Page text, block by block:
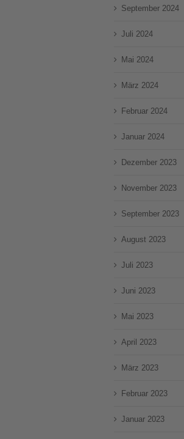
September 2024
Juli 2024
Mai 2024
März 2024
Februar 2024
Januar 2024
Dezember 2023
November 2023
September 2023
August 2023
Juli 2023
Juni 2023
Mai 2023
April 2023
März 2023
Februar 2023
Januar 2023